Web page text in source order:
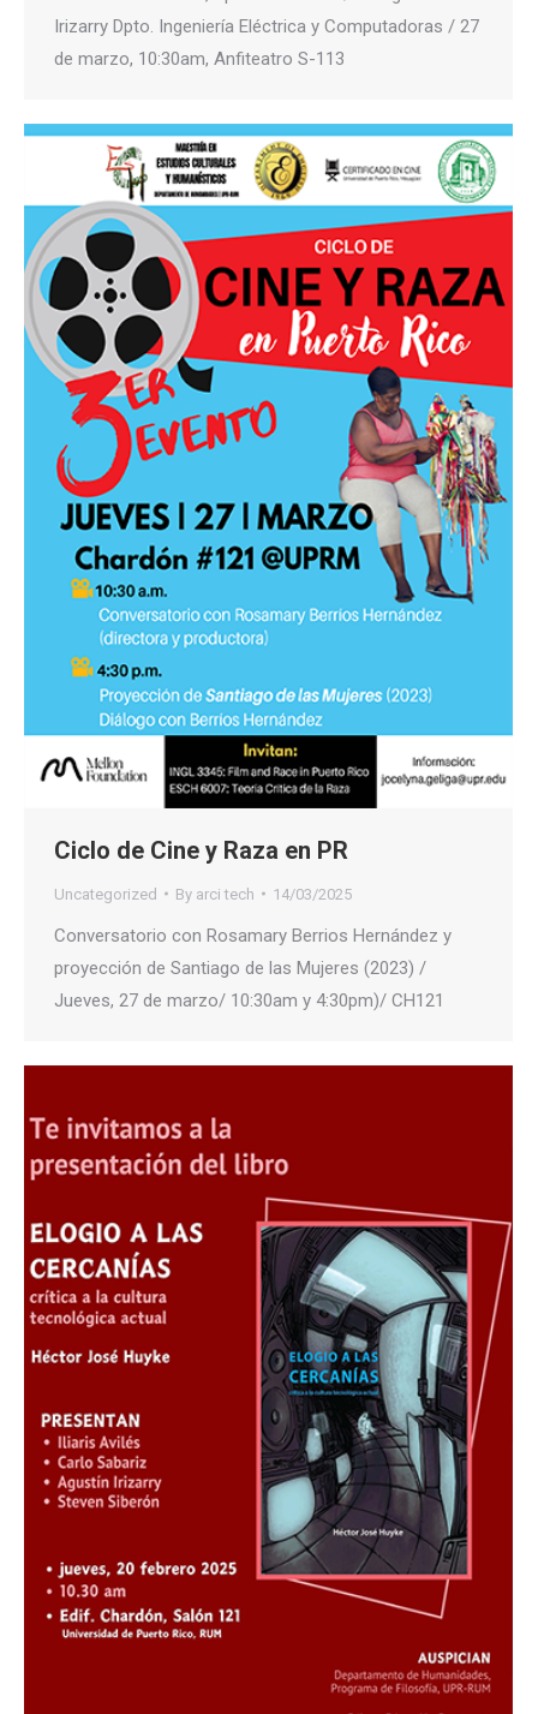
Irizarry Dpto. Ingeniería Eléctrica y Computadoras / 27
de marzo, 10:30am, Anfiteatro S-113
Ciclo de Cine y Raza en PR
Uncategorized By arci tech 14/03/2025
Conversatorio con Rosamary Berrios Hernández y
proyección de Santiago de las Mujeres (2023) /
Jueves, 27 de marzo/ 10:30am y 4:30pm)/ CH121